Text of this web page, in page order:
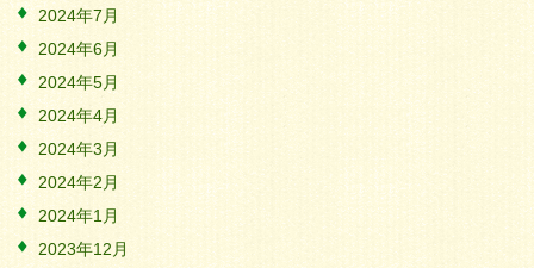
2024年7月
2024年6月
2024年5月
2024年4月
2024年3月
2024年2月
2024年1月
2023年12月